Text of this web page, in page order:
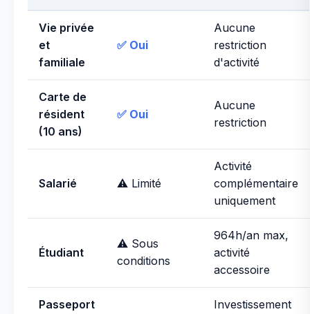
Vie privée
et
familiale
✅ Oui
Aucune
restriction
d'activité
Carte de
résident
(10 ans)
✅ Oui
Aucune
restriction
Salarié ⚠️ Limité
Activité
complémentaire
uniquement
Étudiant
⚠️ Sous
conditions
964h/an max,
activité
accessoire
Passeport
Investissement